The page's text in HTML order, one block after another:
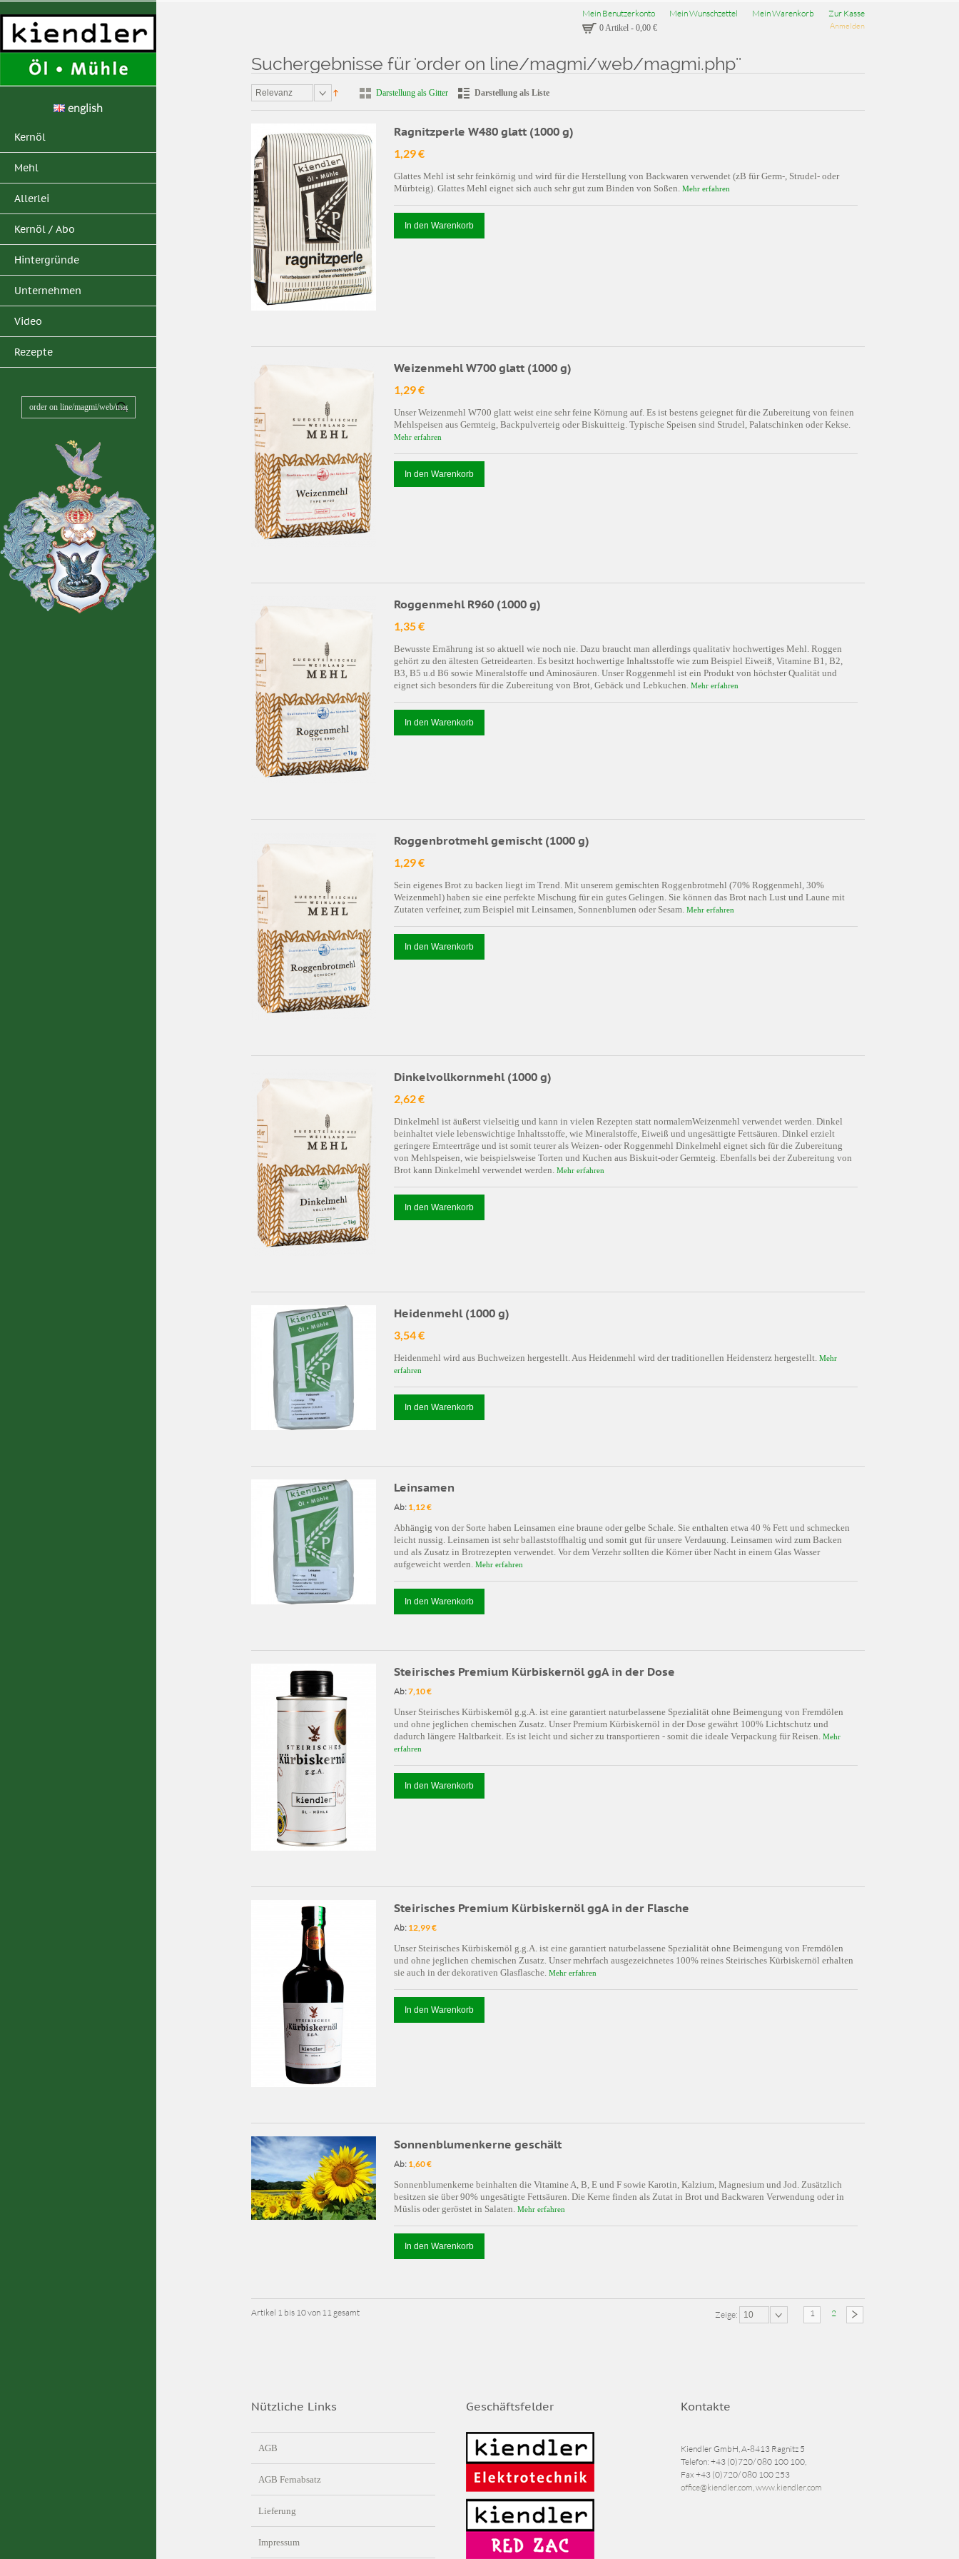
english
Kernöl
Mehl
Allerlei
Kernöl / Abo
Hintergründe
Unternehmen
Video
Rezepte
Mein Benutzerkonto Mein Wunschzettel Mein Warenkorb Zur Kasse
Anmelden
0 Artikel - 0,00 €
Suchergebnisse für 'order on line/magmi/web/magmi.php''
Home>Suchergebnisse für: 'order on line/magmi/web/magmi.php''
Relevanz Darstellung als Gitter Darstellung als Liste
Ragnitzperle W480 glatt (1000 g)
1,29 €
Glattes Mehl ist sehr feinkörnig und wird für die Herstellung von Backwaren verwendet (zB für Germ-, Strudel- oder
Mürbteig). Glattes Mehl eignet sich auch sehr gut zum Binden von Soßen. Mehr erfahren
In den Warenkorb
Weizenmehl W700 glatt (1000 g)
1,29 €
Unser Weizenmehl W700 glatt weist eine sehr feine Körnung auf. Es ist bestens geiegnet für die Zubereitung von feinen
Mehlspeisen aus Germteig, Backpulverteig oder Biskuitteig. Typische Speisen sind Strudel, Palatschinken oder Kekse.
Mehr erfahren
In den Warenkorb
Roggenmehl R960 (1000 g)
1,35 €
Bewusste Ernährung ist so aktuell wie noch nie. Dazu braucht man allerdings qualitativ hochwertiges Mehl. Roggen
gehört zu den ältesten Getreidearten. Es besitzt hochwertige Inhaltsstoffe wie zum Beispiel Eiweiß, Vitamine B1, B2,
B3, B5 u.d B6 sowie Mineralstoffe und Aminosäuren. Unser Roggenmehl ist ein Produkt von höchster Qualität und
eignet sich besonders für die Zubereitung von Brot, Gebäck und Lebkuchen. Mehr erfahren
In den Warenkorb
Roggenbrotmehl gemischt (1000 g)
1,29 €
Sein eigenes Brot zu backen liegt im Trend. Mit unserem gemischten Roggenbrotmehl (70% Roggenmehl, 30%
Weizenmehl) haben sie eine perfekte Mischung für ein gutes Gelingen. Sie können das Brot nach Lust und Laune mit
Zutaten verfeiner, zum Beispiel mit Leinsamen, Sonnenblumen oder Sesam. Mehr erfahren
In den Warenkorb
Dinkelvollkornmehl (1000 g)
2,62 €
Dinkelmehl ist äußerst vielseitig und kann in vielen Rezepten statt normalemWeizenmehl verwendet werden. Dinkel
beinhaltet viele lebenswichtige Inhaltsstoffe, wie Mineralstoffe, Eiweiß und ungesättigte Fettsäuren. Dinkel erzielt
geringere Ernteerträge und ist somit teurer als Weizen- oder Roggenmehl Dinkelmehl eignet sich für die Zubereitung
von Mehlspeisen, wie beispielsweise Torten und Kuchen aus Biskuit-oder Germteig. Ebenfalls bei der Zubereitung von
Brot kann Dinkelmehl verwendet werden. Mehr erfahren
In den Warenkorb
Heidenmehl (1000 g)
3,54 €
Heidenmehl wird aus Buchweizen hergestellt. Aus Heidenmehl wird der traditionellen Heidensterz hergestellt. Mehr
erfahren
In den Warenkorb
Leinsamen
Ab: 1,12 €
Abhängig von der Sorte haben Leinsamen eine braune oder gelbe Schale. Sie enthalten etwa 40 % Fett und schmecken
leicht nussig. Leinsamen ist sehr ballaststoffhaltig und somit gut für unsere Verdauung. Leinsamen wird zum Backen
und als Zusatz in Brotrezepten verwendet. Vor dem Verzehr sollten die Körner über Nacht in einem Glas Wasser
aufgeweicht werden. Mehr erfahren
In den Warenkorb
Steirisches Premium Kürbiskernöl ggA in der Dose
Ab:7,10 €
Unser Steirisches Kürbiskernöl g.g.A. ist eine garantiert naturbelassene Spezialität ohne Beimengung von Fremdölen
und ohne jeglichen chemischen Zusatz. Unser Premium Kürbiskernöl in der Dose gewährt 100% Lichtschutz und
dadurch längere Haltbarkeit. Es ist leicht und sicher zu transportieren - somit die ideale Verpackung für Reisen. Mehr
erfahren
In den Warenkorb
Steirisches Premium Kürbiskernöl ggA in der Flasche
Ab: 12,99 €
Unser Steirisches Kürbiskernöl g.g.A. ist eine garantiert naturbelassene Spezialität ohne Beimengung von Fremdölen
und ohne jeglichen chemischen Zusatz. Unser mehrfach ausgezeichnetes 100% reines Steirisches Kürbiskernöl erhalten
sie auch in der dekorativen Glasflasche. Mehr erfahren
In den Warenkorb
Sonnenblumenkerne geschält
Ab: 1,60 €
Sonnenblumenkerne beinhalten die Vitamine A, B, E und F sowie Karotin, Kalzium, Magnesium und Jod. Zusätzlich
besitzen sie über 90% ungesätigte Fettsäuren. Die Kerne finden als Zutat in Brot und Backwaren Verwendung oder in
Müslis oder geröstet in Salaten. Mehr erfahren
In den Warenkorb
1 2
Zeige: 10
Artikel 1 bis 10 von 11 gesamt
Nützliche Links
AGB
AGB Fernabsatz
Lieferung
Impressum
Geschäftsfelder Kontakte
Kiendler GmbH, A-8413 Ragnitz 5
Telefon: +43 (0)720/ 080 100 100,
Fax +43 (0)720/ 080 100 253
office@kiendler.com,www.kiendler.com